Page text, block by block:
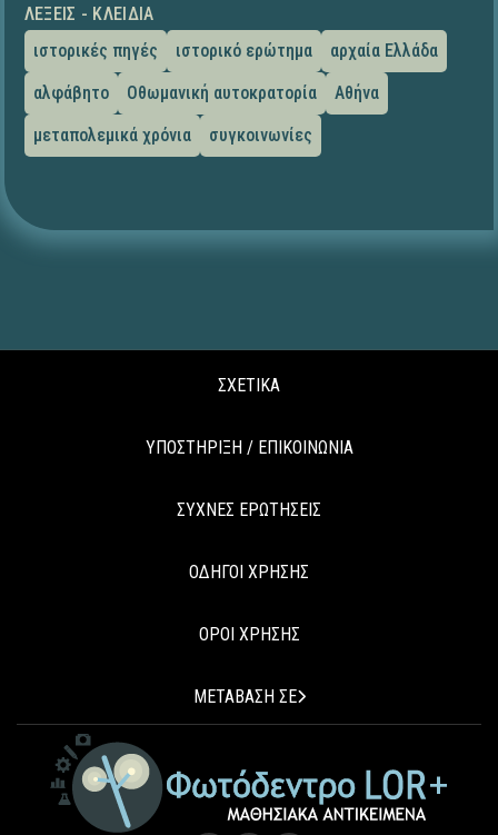
ΛΈΞΕΙΣ - ΚΛΕΙΔΙΆ
ιστορικές πηγές
ιστορικό ερώτημα
αρχαία Ελλάδα
αλφάβητο
Οθωμανική αυτοκρατορία
Αθήνα
μεταπολεμικά χρόνια
συγκοινωνίες
ΣΧΕΤΙΚΑ
ΥΠΟΣΤΗΡΙΞΗ / ΕΠΙΚΟΙΝΩΝΙΑ
ΣΥΧΝΕΣ ΕΡΩΤΗΣΕΙΣ
ΟΔΗΓΟΙ ΧΡΗΣΗΣ
ΟΡΟΙ ΧΡΗΣΗΣ
ΜΕΤΑΒΑΣΗ ΣΕ